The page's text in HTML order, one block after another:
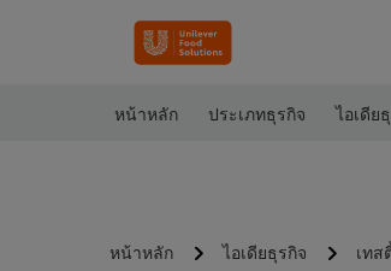
หน้าหลัก ประเภทธุรกิจ ไอเดีย
หน้าหลัก ไอเดียธุรกิจ เทส